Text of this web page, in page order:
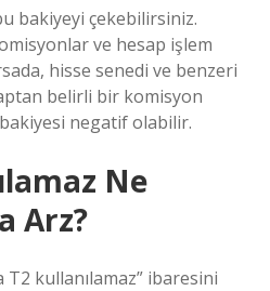
bakiyeyi çekebilirsiniz.
ve hesap işlem
hisse senedi ve benzeri
belirli bir komisyon
negatif olabilir.
Ne
Arz?
T2 kullanılamaz” ibaresini